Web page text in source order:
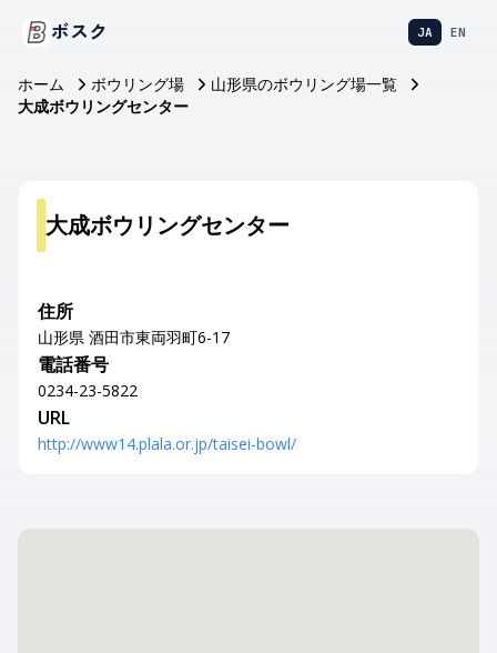
ボスク JA EN
ホーム ボウリング場
山形県のボウリング場一覧
大成ボウリングセンター
大成ボウリングセンター
住所
山形県 酒田市東両羽町6-17
電話番号
0234-23-5822
URL
http://www14.plala.or.jp/taisei-bowl/